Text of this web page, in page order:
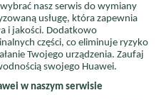
nasz serwis do wymiany
usługę, która zapewnia
i jakości. Dodatkowo
części, co eliminuje ryzyko
Twojego urządzenia. Zaufaj
swojego Huawei.
w naszym serwisie